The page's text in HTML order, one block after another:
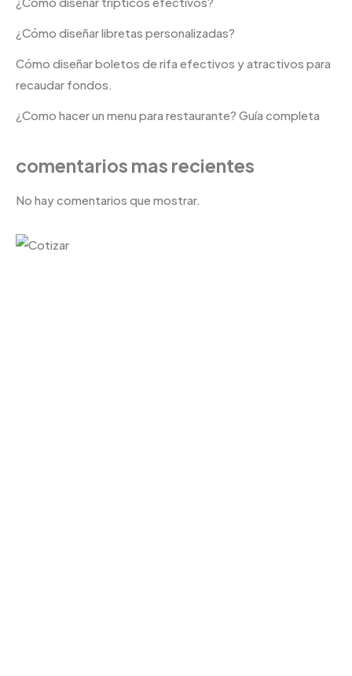
¿Cómo diseñar libretas personalizadas?
Cómo diseñar boletos de rifa efectivos y atractivos para
recaudar fondos.
¿Como hacer un menu para restaurante? Guía completa
comentarios mas recientes
No hay comentarios que mostrar.